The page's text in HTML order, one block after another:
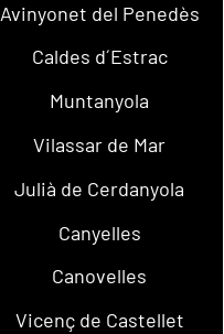
Avinyonet del Penedès
Caldes d´Estrac
Muntanyola
Vilassar de Mar
Julià de Cerdanyola
Canyelles
Canovelles
Vicenç de Castellet